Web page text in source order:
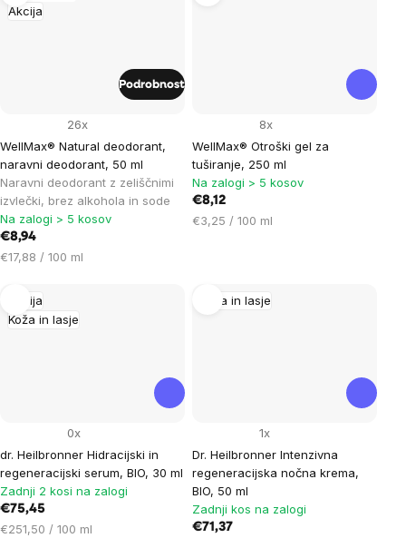
Akcija
WellMax® Natural deodorant,
naravni deodorant, 50 ml
Naravni deodorant z zeliščnimi
izvlečki, brez alkohola in sode
26x
Na zalogi > 5 kosov
€8,94
Cena
enoto:
€17,88 / 100 ml
Podrobnost
WellMax® Otroški gel za
tuširanje, 250 ml
8x
Na zalogi > 5 kosov
€8,12
Cena
€3,25 / 100 ml
Akcija
Koža in lasje
dr. Heilbronner Hidracijski in
regeneracijski serum, BIO, 30 ml
0x
Zadnji 2 kosi na zalogi
€75,45
Cena
€251,50 / 100 ml
Koža in lasje
Dr. Heilbronner Intenzivna
regeneracijska nočna krema,
BIO, 50 ml
1x
Zadnji kos na zalogi
€71,37